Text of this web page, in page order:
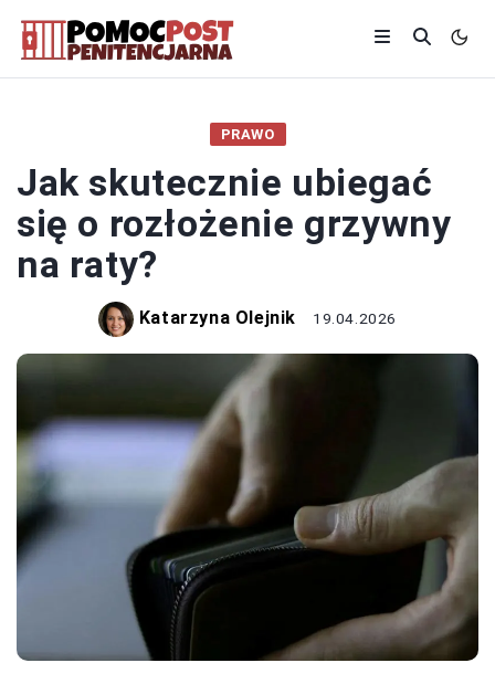
PRAWO
Jak skutecznie ubiegać
się o rozłożenie grzywny
na raty?
Katarzyna Olejnik 19.04.2026